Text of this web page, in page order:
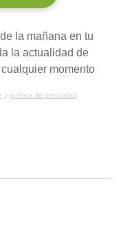
la mañana en tu
la actualidad de
momento
y política de privacidad